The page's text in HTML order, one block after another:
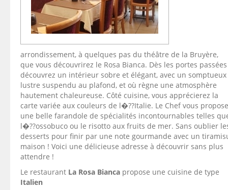
arrondissement, à quelques pas du théâtre de la Bruyère,
que vous découvrirez le Rosa Bianca. Dès les portes passées
découvrez un intérieur sobre et élégant, avec un somptueux
lustre suspendu au plafond, et où règne une atmosphère
hautement chaleureuse. Côté cuisine, vous apprécierez la
carte variée aux couleurs de l�??Italie. Le Chef vous propose
une belle farandole de spécialités incontournables telles
l�??ossobuco ou le risotto aux fruits de mer. Sans oublier
desserts pour finir par une note gourmande avec un
maison ! Voici une délicieuse adresse à découvrir sans plus
attendre !
Le restaurant La Rosa Bianca propose une cuisine de type
Italien